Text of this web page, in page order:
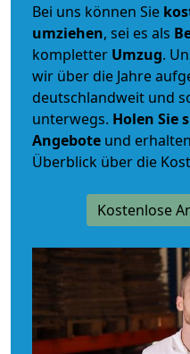
Bei uns können Sie
umziehen, sei es als
kompletter Umzug.
wir über die Jahre
deutschlandweit und
unterwegs. Holen Sie
Angebote und
Überblick über die
Kostenlose